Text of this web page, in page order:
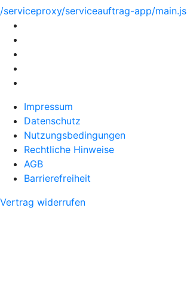
/serviceproxy/serviceauftrag-app/main.js
Impressum
Datenschutz
Nutzungsbedingungen
Rechtliche Hinweise
AGB
Barrierefreiheit
Vertrag widerrufen